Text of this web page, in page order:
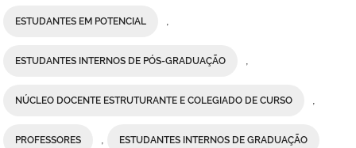
ESTUDANTES EM POTENCIAL ,
ESTUDANTES INTERNOS DE PÓS-GRADUAÇÃO ,
NÚCLEO DOCENTE ESTRUTURANTE E COLEGIADO DE CURSO ,
PROFESSORES , ESTUDANTES INTERNOS DE GRADUAÇÃO